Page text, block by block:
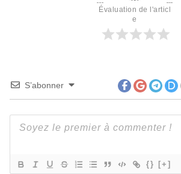
Évaluation de l'articl
e
S’abonner
{} [+]